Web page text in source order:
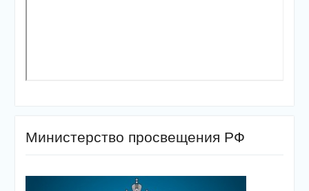
Министерство просвещения РФ